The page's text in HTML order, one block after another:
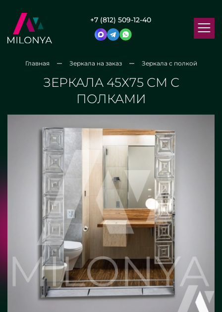
+7 (812) 509-12-40
Главная Зеркала на заказ Зеркала с полкой
ЗЕРКАЛА 45Х75 СМ С
ПОЛКАМИ